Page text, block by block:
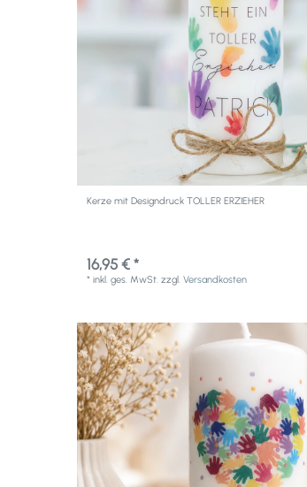
Kerze mit Designdruck TOLLER ERZIEHER
16,95 € *
*inkl. ges. MwSt. zzgl.Versandkosten